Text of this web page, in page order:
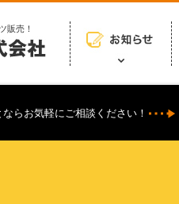
販売！
らお気軽にご相談ください！